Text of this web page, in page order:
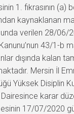
1. fıkrasının (a)
kaynaklanan
verilen 28/06/
43/1-b
dışında kalan
Mersin İl
Yüksek Disiplin
Dairesince karar
17/07/2020